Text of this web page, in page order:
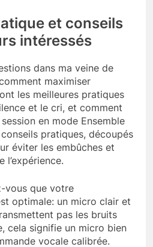
et conseils
intéressés
dans ma veine de
maximiser
les meilleures pratiques
et le cri, et comment
en mode Ensemble
pratiques, découpés
éviter les embûches et
l’expérience.
vous que votre
optimale: un micro clair et
pas les bruits
cela signifie un micro bien
vocale calibrée.